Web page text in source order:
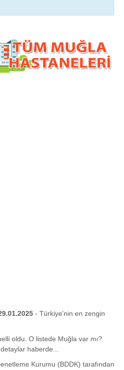
- Türkiye'nin en zengin
oldu. O listede Muğla var mı?
detaylar haberde...
Kurumu (BDDK) tarafından